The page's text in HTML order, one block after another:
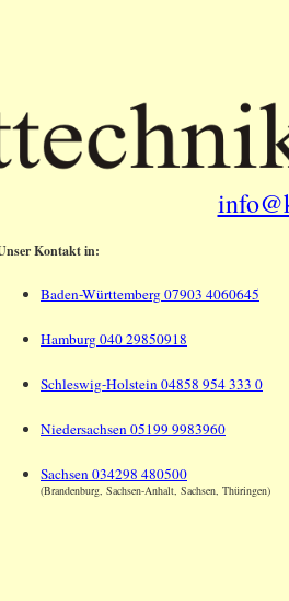
Kontakt in:
Baden-Württemberg 07903 4060645
Hamburg 040 29850918
Schleswig-Holstein 04858 954 333 0
Niedersachsen 05199 9983960
Sachsen 034298 480500
(Brandenburg, Sachsen-Anhalt, Sachsen, Thüringen)